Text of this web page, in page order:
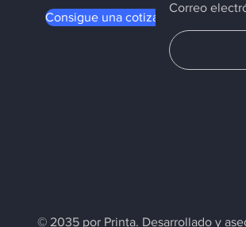
Consigue una cotización
Correo
© 2035 por Printa. Desarrollado y